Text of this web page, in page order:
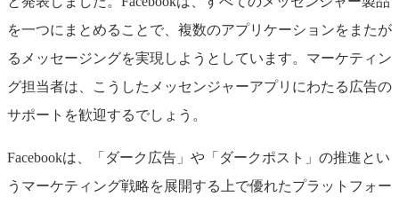
を一つにまとめることで、複数のアプリケーションをまたが
るメッセージングを実現しようとしています。マーケティン
グ担当者は、こうしたメッセンジャーアプリにわたる広告の
サポートを歓迎するでしょう。
Facebookは、「ダーク広告」や「ダークポスト」の推進とい
うマーケティング戦略を展開する上で優れたプラットフォー